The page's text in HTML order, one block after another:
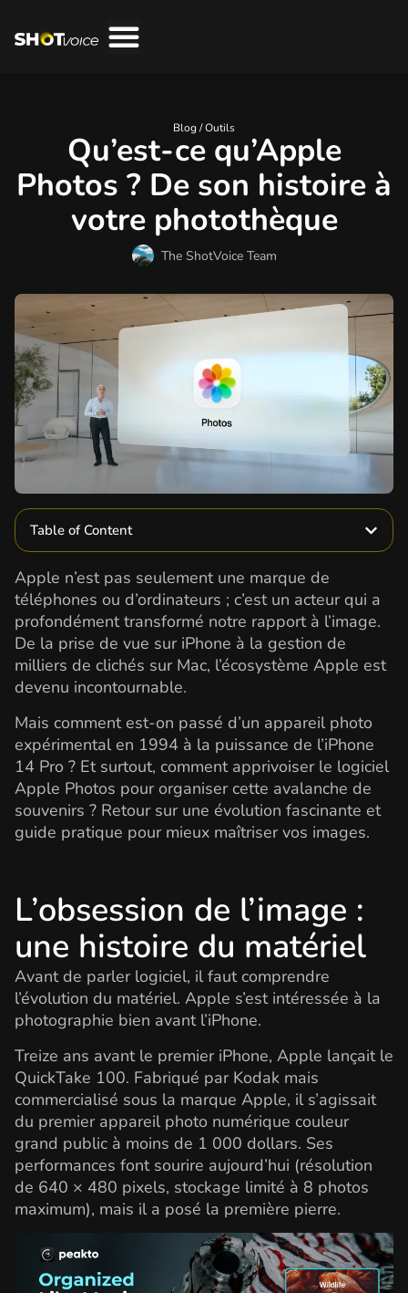
Blog /Outils
Qu’est-ce qu’Apple
Photos ? De son histoire à
votre photothèque
The ShotVoice Team
Table of Content
Apple n’est pas seulement une marque de
téléphones ou d’ordinateurs ; c’est un acteur qui a
profondément transformé notre rapport à l’image.
De la prise de vue sur iPhone à la gestion de
milliers de clichés sur Mac, l’écosystème Apple est
devenu incontournable.
Mais comment est-on passé d’un appareil photo
expérimental en 1994 à la puissance de l’iPhone
14 Pro ? Et surtout, comment apprivoiser le logiciel
Apple Photos pour organiser cette avalanche de
souvenirs ? Retour sur une évolution fascinante et
guide pratique pour mieux maîtriser vos images.
L’obsession de l’image :
une histoire du matériel
Avant de parler logiciel, il faut comprendre
l’évolution du matériel. Apple s’est intéressée à la
photographie bien avant l’iPhone.
Treize ans avant le premier iPhone, Apple lançait le
QuickTake 100. Fabriqué par Kodak mais
commercialisé sous la marque Apple, il s’agissait
du premier appareil photo numérique couleur
grand public à moins de 1 000 dollars. Ses
performances font sourire aujourd’hui (résolution
de 640 × 480 pixels, stockage limité à 8 photos
maximum), mais il a posé la première pierre.